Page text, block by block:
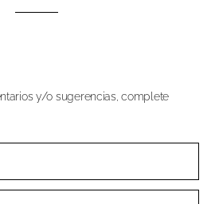
y/o sugerencias, complete